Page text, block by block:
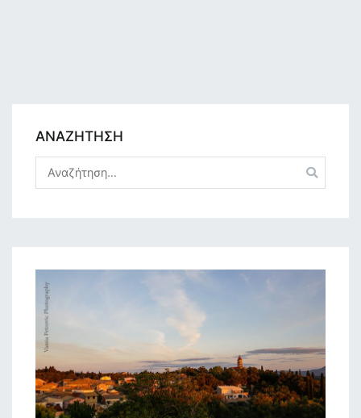
«Εώα
και
Εσπέρια»
ΑΝΑΖΗΤΗΣΗ
Αναζήτηση
για: